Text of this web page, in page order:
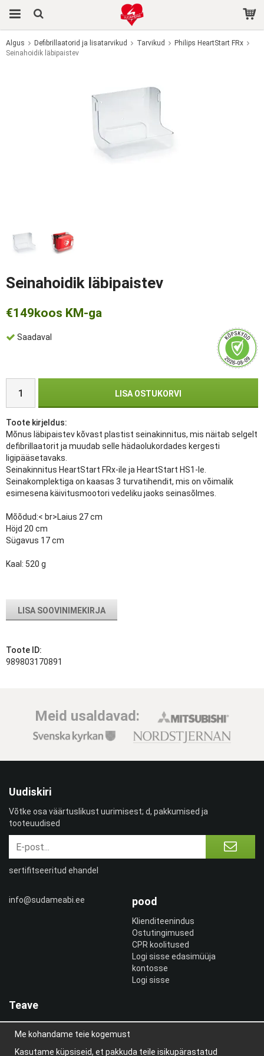
Algus Defibrillaatorid ja lisatarvikud Tarvikud
Philips HeartStart FRx
Seinahoidik läbipaistev
Seinahoidik läbipaistev
€149koos KM-ga
Saadaval
LISA OSTUKORVI
Toote kirjeldus:
Mõnus läbipaistev kõvast plastist seinakinnitus, mis näitab selgelt
defibrillaatorit ja muudab selle hädaolukordades kergesti
ligipääsetavaks.
Seinakinnitus HeartStart FRx-ile ja HeartStart HS1-le.
Seinakomplektiga on kaasas 3 turvatihendit, mis on võimalik
esimesena käivitusmootori vedeliku jaoks seinasõlmes.
Mõõdud:< br>Laius 27 cm
Höjd 20 cm
Sügavus 17 cm
Kaal: 520 g
LISA SOOVINIMEKIRJA
Toote ID:
989803170891
Meid usaldavad:
info@sudameabi.ee pood
Klienditeenindus
Ostutingimused
CPR koolitused
Logi sisse edasimüüja
kontosse
Logi sisse
Teave
Meist
uudiskiri
Teave küpsiste kohta
Uudiskiri
Võtke osa väärtuslikust uurimisest; d, pakkumised ja
tooteuudised
sertifitseeritud ehandel
Me kohandame teie kogemust
Kasutame küpsiseid, et pakkuda teile isikupärastatud